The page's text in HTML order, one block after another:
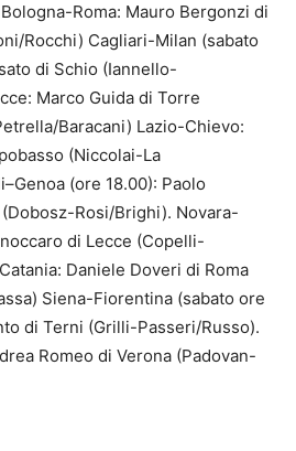
Roma: Mauro Bergonzi di
Rocchi) Cagliari-Milan (sabato
di Schio (Iannello-
Marco Guida di Torre
Baracani) Lazio-Chievo:
(Niccolai-La
–Genoa (ore 18.00): Paolo
Rosi/Brighi). Novara-
di Lecce (Copelli-
Daniele Doveri di Roma
Siena-Fiorentina (sabato ore
di Terni (Grilli-Passeri/Russo).
Romeo di Verona (Padovan-